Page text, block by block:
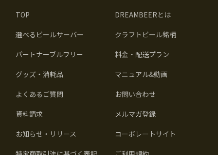
TOP DREAMBEERとは
選べるビールサーバー クラフトビール銘柄
パートナーブルワリー 料金・配送プラン
グッズ・消耗品 マニュアル&動画
よくあるご質問 お問い合わせ
資料請求 メルマガ登録
お知らせ・リリース コーポレートサイト